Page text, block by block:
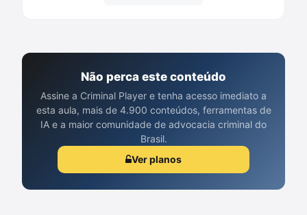
Não perca este conteúdo
Assine a Criminal Player e tenha acesso imediato a
esta aula, mais de 4.900 conteúdos, ferramentas de
IA e a maior comunidade de advocacia criminal do
Brasil.
Ver planos